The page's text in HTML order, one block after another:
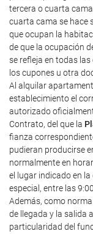
tercera o cuarta
cuarta cama se hace
que ocupan la
de que la ocupación
se refleja en todas
los cupones u otra
Al alquilar
establecimiento el
autorizado
Contrato, del que la
fianza
pudieran producirse
normalmente en
el lugar indicado en
especial, entre las
Además, como
de llegada y la salida
particularidad del